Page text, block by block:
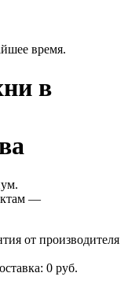
время.
в
—
от производителя
0 руб.